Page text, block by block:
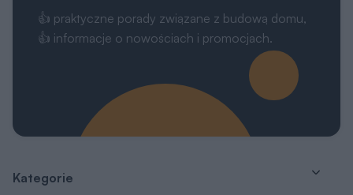
👍 praktyczne porady związane z budową domu,
👍 informacje o nowościach i promocjach.
Kategorie